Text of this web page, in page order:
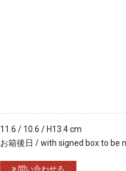
11.6 / 10.6 / H13.4 cm
お箱後日 / with signed box to be
問い合わせる